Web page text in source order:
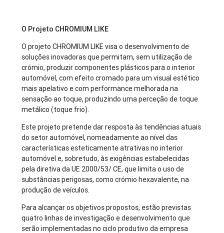
O Projeto CHROMIUM LIKE
O projeto CHROMIUM LIKE visa o desenvolvimento de
soluções inovadoras que permitam, sem utilização de
crómio, produzir componentes plásticos para o interior
automóvel, com efeito cromado para um visual estético
mais apelativo e com performance melhorada na
sensação ao toque, produzindo uma perceção de toque
metálico (toque frio).
Este projeto pretende dar resposta às tendências atuais
do setor automóvel, nomeadamente ao nível das
características esteticamente atrativas no interior
automóvel e, sobretudo, às exigências estabelecidas
pela diretiva da UE 2000/53/ CE, que limita o uso de
substâncias perigosas, como crómio hexavalente, na
produção de veículos.
Para alcançar os objetivos propostos, estão previstas
quatro linhas de investigação e desenvolvimento que
serão implementadas no ciclo produtivo da empresa